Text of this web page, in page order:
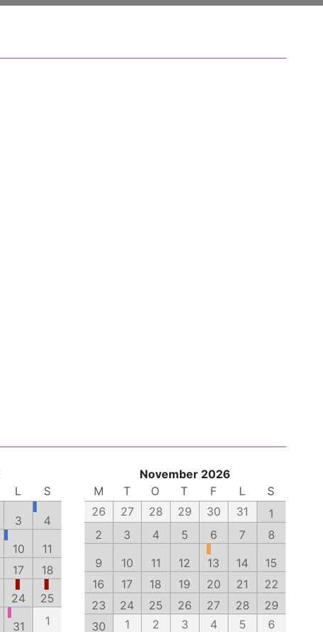
L
S
3
4
10
11
17
18
24
25
31 1
November 2026
M
T O T F L
S
26
27 28 29 30 31
1
2
3 4 5 6 7
8
9
10 11 12 13 14
15
16
17 18 19 20 21
22
23
24 25 26 27 28
29
30
1 2 3 4 5 6